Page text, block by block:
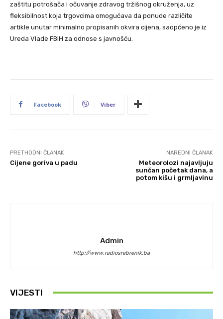
zaštitu potrošača i očuvanje zdravog tržišnog okruženja, uz
fleksibilnost koja trgovcima omogućava da ponude različite
artikle unutar minimalno propisanih okvira cijena, saopćeno je iz
Ureda Vlade FBiH za odnose s javnošću.
Facebook Viber
PRETHODNI ČLANAK
Cijene goriva u padu
NAREDNI ČLANAK
Meteorolozi najavljuju
sunčan početak dana, a
potom kišu i grmljavinu
Admin
http://www.radiosrebrenik.ba
VIJESTI